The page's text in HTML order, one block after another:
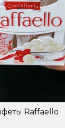
Raffaello